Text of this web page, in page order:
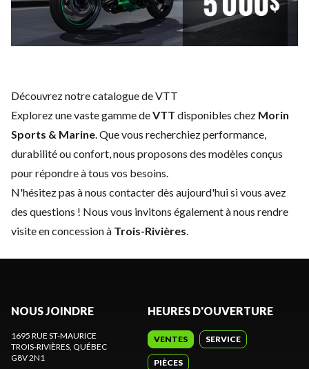
Découvrez notre catalogue de VTT
Explorez une vaste gamme deVTT disponibles chez Morin
Sports & Marine. Que vous recherchiez performance,
durabilité ou confort, nous proposons des modèles conçus
pour répondre à tous vos besoins.
N'hésitez pas ànous contacterdès aujourd'hui si vous avez
des questions ! Nous vous invitons également à nous rendre
visite en concession à Trois-Rivières.
NOUS JOINDRE
1695 RUE ST-MAURICE
TROIS-RIVIÈRES, QUÉBEC
G8V 2N1
HEURES D'OUVERTURE
VENTES SERVICE
PIÈCES